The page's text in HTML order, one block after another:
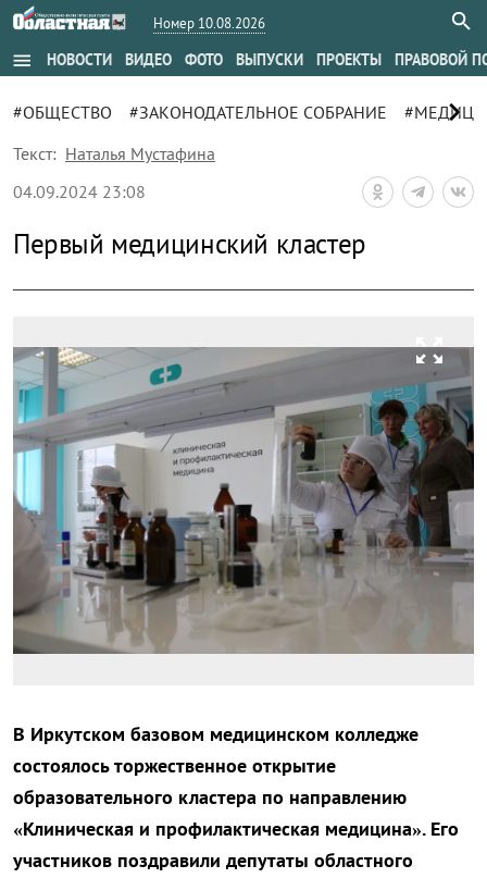
Номер 10.08.2026
menu НОВОСТИ ВИДЕО ФОТО ВЫПУСКИ ПРОЕКТЫ ПРАВОВОЙ
#ОБЩЕСТВО #ЗАКОНОДАТЕЛЬНОЕ СОБРАНИЕ chevron_right
Текст: Наталья Мустафина
04.09.2024 23:08
Первый медицинский кластер
zoom_out_map
В Иркутском базовом медицинском колледже
состоялось торжественное открытие
образовательного кластера по направлению
«Клиническая и профилактическая медицина». Его
участников поздравили депутаты областного